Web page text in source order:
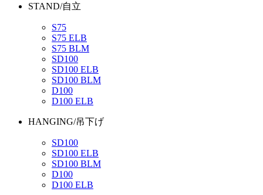
STAND/自立
S75
S75 ELB
S75 BLM
SD100
SD100 ELB
SD100 BLM
D100
D100 ELB
HANGING/吊下げ
SD100
SD100 ELB
SD100 BLM
D100
D100 ELB